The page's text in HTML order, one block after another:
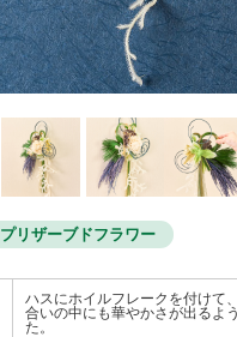
プリザーブドフラワー
ハスにホイルフレークを付けて
合いの中にも華やかさが出るよ
た。